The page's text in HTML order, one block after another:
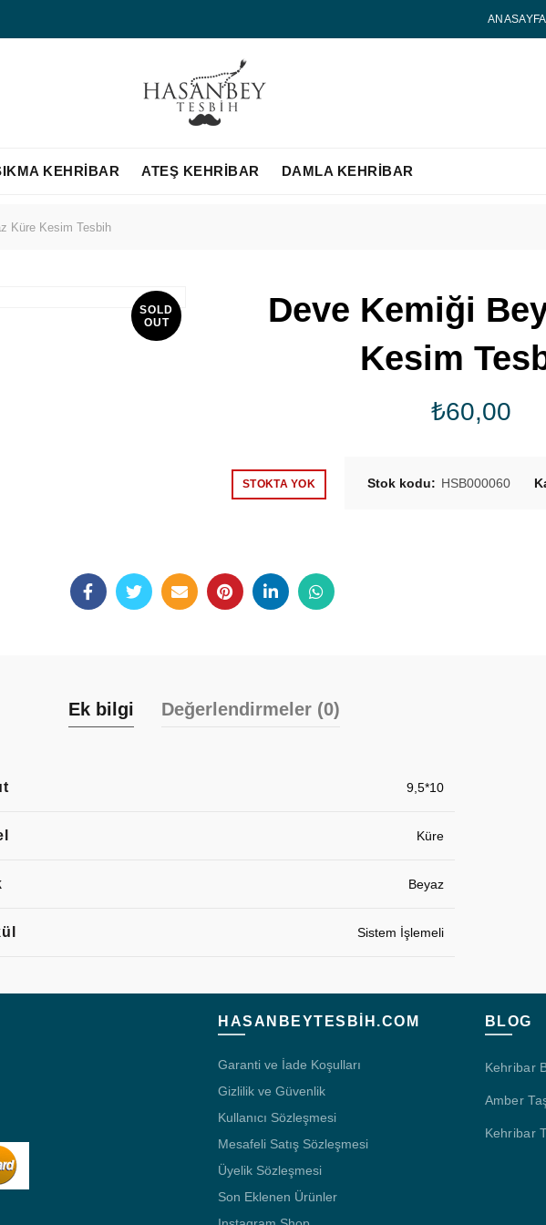
ANASAYFA
KEHRIBAR ATEŞ KEHRIBAR DAMLA KEHRIBAR
Küre Kesim Tesbih
SOLD
OUT
Deve Kemiği
Kesim
₺60,00
STOKTA YOK Stok kodu: HSB000060
Ek bilgi Değerlendirmeler (0)
9,5*10
Küre
Beyaz
Sistem İşlemeli
HASANBEYTESBIH.COM
Garanti ve İade Koşulları
Gizlilik ve Güvenlik
Kullanıcı Sözleşmesi
Mesafeli Satış Sözleşmesi
Üyelik Sözleşmesi
Son Eklenen Ürünler
BLOG
Kehribar
Amber
Kehribar